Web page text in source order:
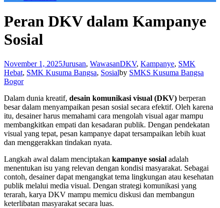
Peran DKV dalam Kampanye
Sosial
November 1, 2025Jurusan, WawasanDKV, Kampanye, SMK
Hebat, SMK Kusuma Bangsa, Sosialby SMKS Kusuma Bangsa
Bogor
Dalam dunia kreatif, desain komunikasi visual (DKV) berperan
besar dalam menyampaikan pesan sosial secara efektif. Oleh karena
itu, desainer harus memahami cara mengolah visual agar mampu
membangkitkan empati dan kesadaran publik. Dengan pendekatan
visual yang tepat, pesan kampanye dapat tersampaikan lebih kuat
dan menggerakkan tindakan nyata.
Langkah awal dalam menciptakan kampanye sosial adalah
menentukan isu yang relevan dengan kondisi masyarakat. Sebagai
contoh, desainer dapat mengangkat tema lingkungan atau kesehatan
publik melalui media visual. Dengan strategi komunikasi yang
terarah, karya DKV mampu memicu diskusi dan membangun
keterlibatan masyarakat secara luas.